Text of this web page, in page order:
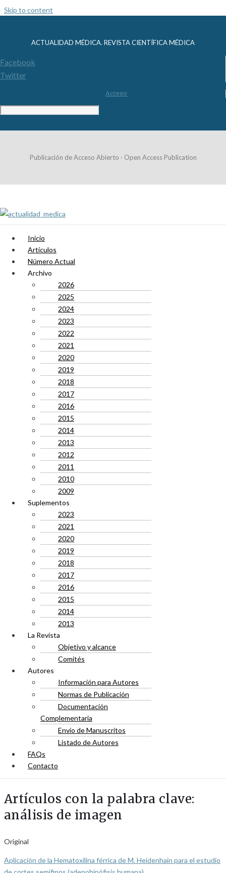
Skip to content
ACTUALIDAD MÉDICA. REVISTA CIENTÍFICA MÉDICA
Facebook
Twitter
Acceso
Publicación de Acceso Abierto · Open Access Publication
Inicio
Artículos
Número Actual
Archivo
2026
2025
2024
2023
2022
2021
2020
2019
2018
2017
2016
2015
2014
2013
2012
2011
2010
2009
Suplementos
2023
2021
2020
2019
2018
2017
2016
2015
2014
2013
La Revista
Objetivo y alcance
Comités
Autores
Información para Autores
Normas de Publicación
Documentación
Complementaria
Envío de Manuscritos
Listado de Autores
FAQs
Contacto
Artículos con la palabra clave:
análisis de imagen
Original
Aplicación de la Hematoxilina férrica de M. Heidenhain para el estudio